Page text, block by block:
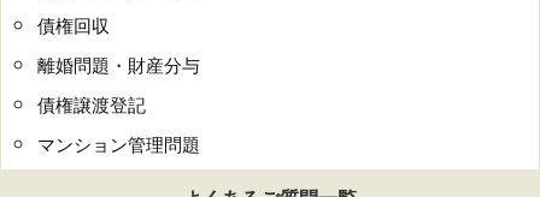
債権回収
離婚問題・財産分与
債権譲渡登記
マンション管理問題